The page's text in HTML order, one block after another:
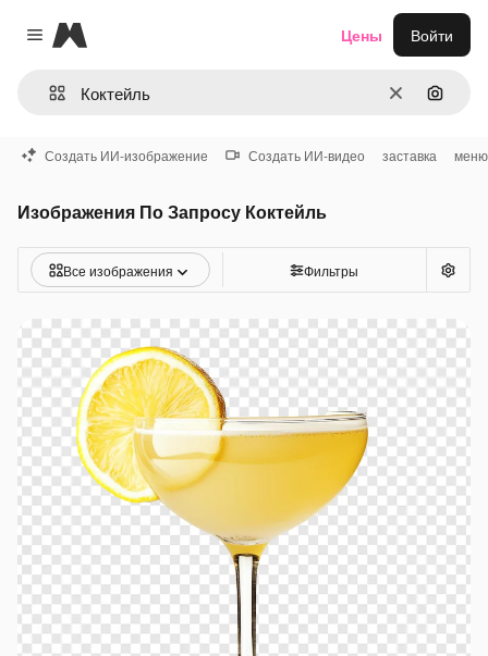
Close menu
Magnific
ОчиститьПоиск
Цены Войти
Создать ИИ-изображение Создать ИИ-видео заставка меню
Изображения По Запросу Коктейль
Все изображения Фильтры